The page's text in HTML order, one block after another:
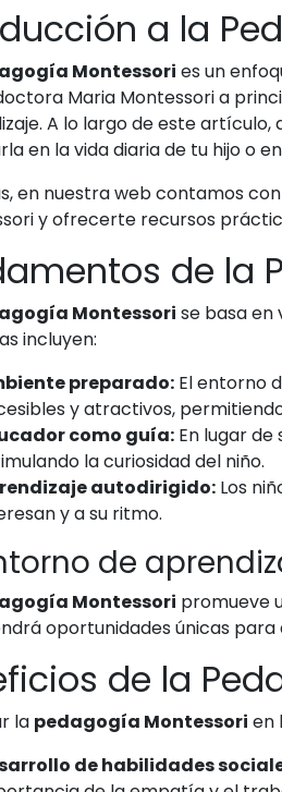
a la
Montessori es un
Maria Montessori a
A lo largo de este
en la vida diaria de tu hijo o
en nuestra web contamos
y ofrecerte recursos
de la
Montessori se basa en
incluyen:
preparado: El entorno
y atractivos,
como guía: En lugar
la curiosidad del niño.
autodirigido: Los
y a su ritmo.
de
Montessori promueve
oportunidades únicas
de la
la pedagogía Montessori en
de habilidades